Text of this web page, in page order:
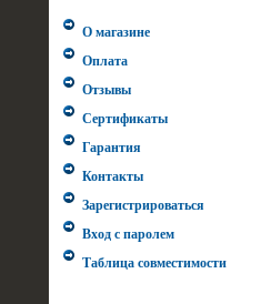
О магазине
Оплата
Отзывы
Сертификаты
Гарантия
Контакты
Зарегистрироваться
Вход с паролем
Таблица совместимости